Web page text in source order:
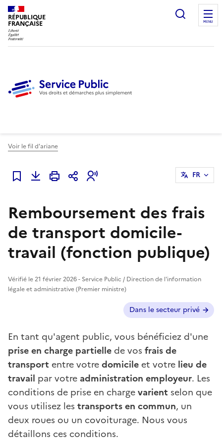
RÉPUBLIQUE
FRANÇAISE
Ouvrir
MENU
Voir le fil d'ariane
Ajouter à mes favoris
FR
Remboursement des frais
de transport domicile-
travail (fonction publique)
Vérifié le 21 février 2026 - Service Public / Direction de l'information
légale et administrative (Premier ministre)
Dans le secteur privé
En tant qu'agent public, vous bénéficiez d'une
prise en charge partielle de vos frais de
transport entre votredomicile et votre lieu de
travail par votre administration employeur. Les
conditions de prise en chargevarient selon que
vous utilisez les transports en commun, un
deux roues ou un covoiturage. Nous vous
détaillons ces conditions.